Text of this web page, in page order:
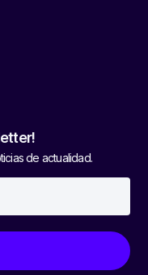
de actualidad.